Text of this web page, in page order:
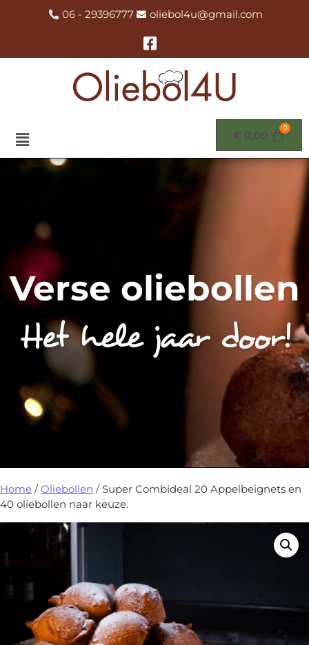
06 - 29396777 oliebol4u@gmail.com
€ 0,00
Verse oliebollen
Het hele jaar door!
Home /Oliebollen / Super Combideal 20 Appelbeignets en
40 oliebollen naar keuze.